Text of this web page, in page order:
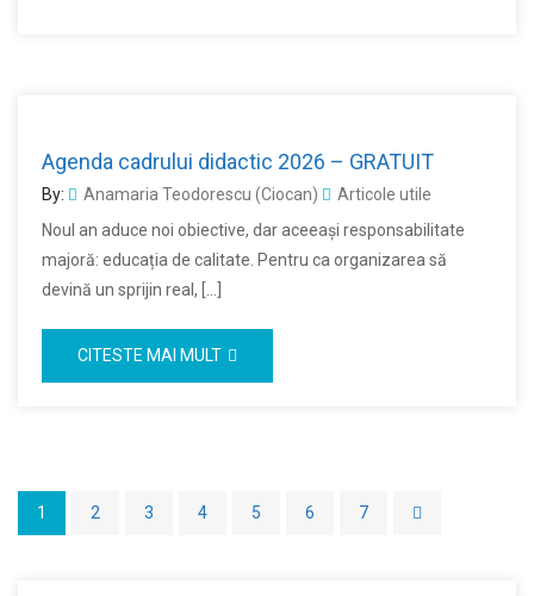
Agenda cadrului didactic 2026 – GRATUIT
By: Anamaria Teodorescu (Ciocan)
Articole utile
Noul an aduce noi obiective, dar aceeași responsabilitate
majoră: educația de calitate. Pentru ca organizarea să
devină un sprijin real, […]
CITESTE MAI MULT
1 2 3 4 5 6 7